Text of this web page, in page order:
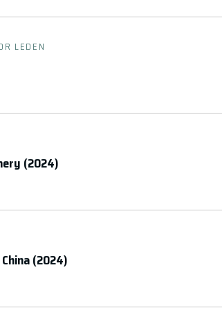
LEDEN
(2024)
(2024)